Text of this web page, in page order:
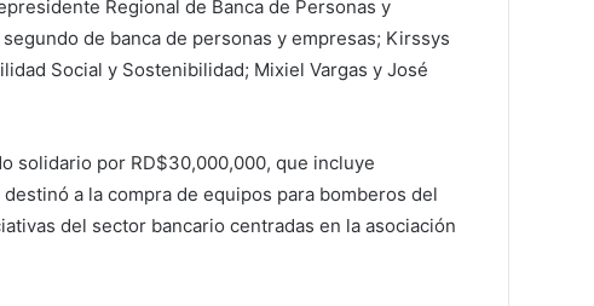
Regional de Banca de Personas y
de banca de personas y empresas; Kirssys
Social y Sostenibilidad; Mixiel Vargas y José
solidario por RD$30,000,000, que incluye
a la compra de equipos para bomberos del
del sector bancario centradas en la asociación